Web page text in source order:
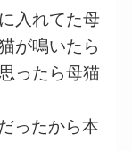
入れてた母
が鳴いたら
ったら母猫
ったから本